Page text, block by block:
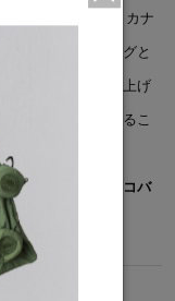
ルシー パーカは、カナ
繊細なキルティングと
ルなデザインに仕上げ
する範囲を拡大するこ
。
ルポケッタブルエコバ
す。